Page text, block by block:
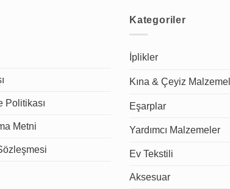
Politikası
Metni
Kategoriler
İplikler
Kına & Çeyiz
Eşarplar
Yardımcı Malzemeler
Ev Tekstili
Aksesuar